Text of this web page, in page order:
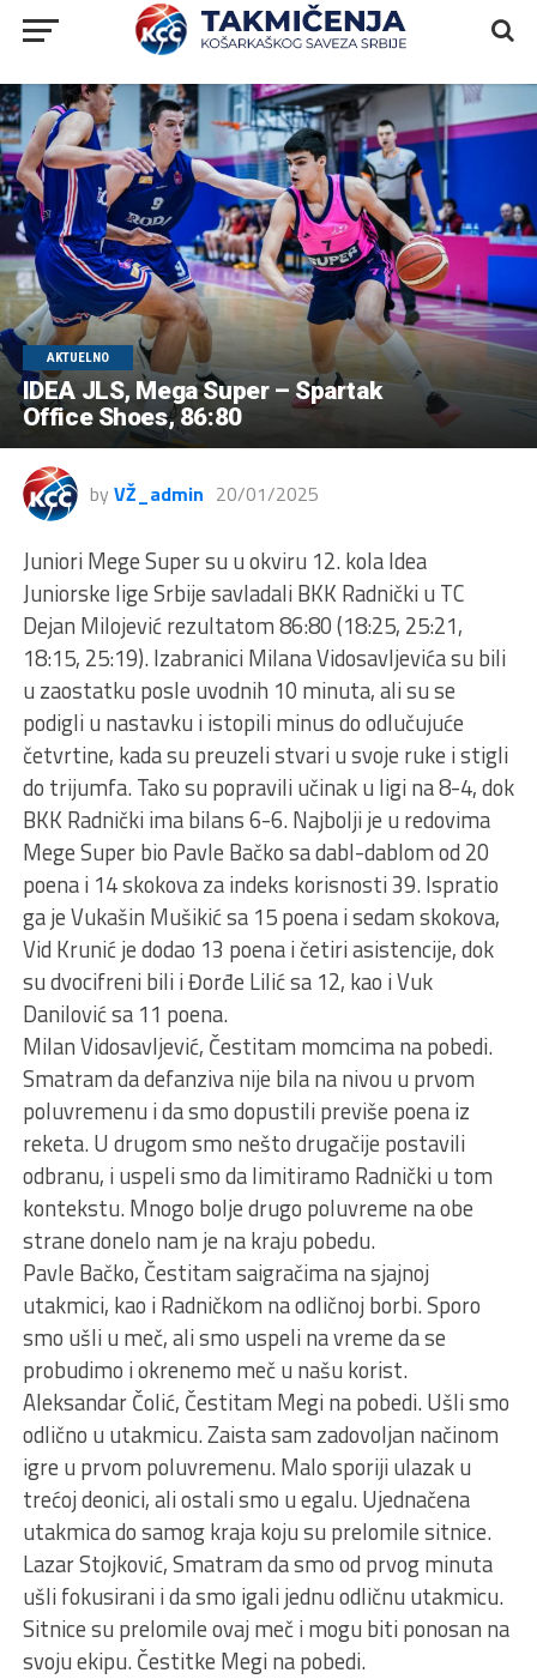
AKTUELNO
IDEA JLS, Mega Super – Spartak
Office Shoes, 86:80
by VŽ_admin 20/01/2025
Juniori Mege Super su u okviru 12. kola Idea
Juniorske lige Srbije savladali BKK Radnički u TC
Dejan Milojević rezultatom 86:80 (18:25, 25:21,
18:15, 25:19). Izabranici Milana Vidosavljevića su bili
u zaostatku posle uvodnih 10 minuta, ali su se
podigli u nastavku i istopili minus do odlučujuće
četvrtine, kada su preuzeli stvari u svoje ruke i stigli
do trijumfa. Tako su popravili učinak u ligi na 8-4, dok
BKK Radnički ima bilans 6-6. Najbolji je u redovima
Mege Super bio Pavle Bačko sa dabl-dablom od 20
poena i 14 skokova za indeks korisnosti 39. Ispratio
ga je Vukašin Mušikić sa 15 poena i sedam skokova,
Vid Krunić je dodao 13 poena i četiri asistencije, dok
su dvocifreni bili i Đorđe Lilić sa 12, kao i Vuk
Danilović sa 11 poena.
Milan Vidosavljević, Čestitam momcima na pobedi.
Smatram da defanziva nije bila na nivou u prvom
poluvremenu i da smo dopustili previše poena iz
reketa. U drugom smo nešto drugačije postavili
odbranu, i uspeli smo da limitiramo Radnički u tom
kontekstu. Mnogo bolje drugo poluvreme na obe
strane donelo nam je na kraju pobedu.
Pavle Bačko, Čestitam saigračima na sjajnoj
utakmici, kao i Radničkom na odličnoj borbi. Sporo
smo ušli u meč, ali smo uspeli na vreme da se
probudimo i okrenemo meč u našu korist.
Aleksandar Čolić, Čestitam Megi na pobedi. Ušli smo
odlično u utakmicu. Zaista sam zadovoljan načinom
igre u prvom poluvremenu. Malo sporiji ulazak u
trećoj deonici, ali ostali smo u egalu. Ujednačena
utakmica do samog kraja koju su prelomile sitnice.
Lazar Stojković, Smatram da smo od prvog minuta
ušli fokusirani i da smo igali jednu odličnu utakmicu.
Sitnice su prelomile ovaj meč i mogu biti ponosan na
svoju ekipu. Čestitke Megi na pobedi.